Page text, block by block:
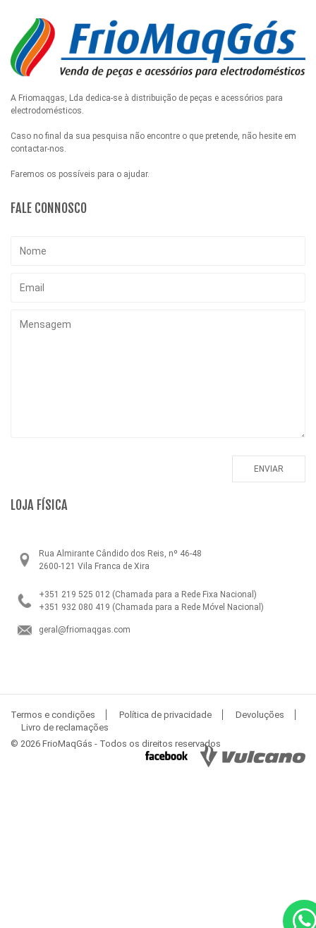
A Friomaqgas, Lda dedica-se à distribuição de peças e acessórios para
electrodomésticos.
Caso no final da sua pesquisa não encontre o que pretende, não hesite em
contactar-nos.
Faremos os possíveis para o ajudar.
FALE CONNOSCO
LOJA FÍSICA
Rua Almirante Cândido dos Reis, nº 46-48
2600-121 Vila Franca de Xira
+351 219 525 012 (Chamada para a Rede Fixa Nacional)
+351 932 080 419 (Chamada para a Rede Móvel Nacional)
geral@friomaqgas.com
Termos e condições Política de privacidade
Devoluções
Livro de reclamações
© 2026 FrioMaqGás - Todos os direitos reservados